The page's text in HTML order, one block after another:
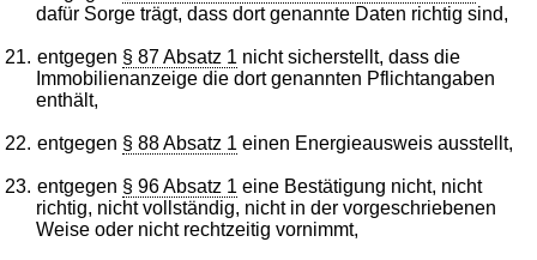
dafür Sorge trägt, dass dort genannte Daten richtig sind,
21. entgegen § 87 Absatz 1 nicht sicherstellt, dass die
Immobilienanzeige die dort genannten Pflichtangaben
enthält,
22. entgegen § 88 Absatz 1 einen Energieausweis ausstellt,
23. entgegen § 96 Absatz 1 eine Bestätigung nicht, nicht
richtig, nicht vollständig, nicht in der vorgeschriebenen
Weise oder nicht rechtzeitig vornimmt,